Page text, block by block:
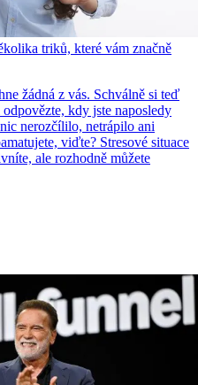
triků, které vám značně
žádná z vás. Schválně si teď
kdy jste naposledy
nerozčílilo, netrápilo ani
viďte? Stresové situace
ale rozhodně můžete